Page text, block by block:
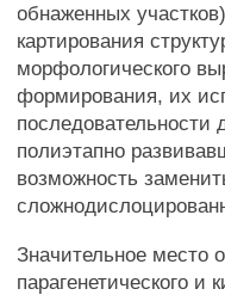
обнаженных
картирования
морфологического
формирования, их
полиэтапно
возможность
Значительное место
парагенетического и